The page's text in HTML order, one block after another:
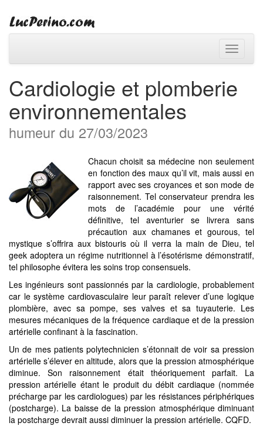
Toggle
Cardiologie et plomberie
environnementales
humeur du 27/03/2023
Chacun choisit sa médecine non seulement
en fonction des maux qu’il vit, mais aussi en
rapport avec ses croyances et son mode de
raisonnement. Tel conservateur prendra les
mots de l’académie pour une vérité
définitive, tel aventurier se livrera sans
précaution aux chamanes et gourous, tel
mystique s’offrira aux bistouris où il verra la main de Dieu, tel
geek adoptera un régime nutritionnel à l’ésotérisme démonstratif,
tel philosophe évitera les soins trop consensuels.
Les ingénieurs sont passionnés par la cardiologie, probablement
car le système cardiovasculaire leur paraît relever d’une logique
plombière, avec sa pompe, ses valves et sa tuyauterie. Les
mesures mécaniques de la fréquence cardiaque et de la pression
artérielle confinant à la fascination.
Un de mes patients polytechnicien s’étonnait de voir sa pression
artérielle s’élever en altitude, alors que la pression atmosphérique
diminue. Son raisonnement était théoriquement parfait. La
pression artérielle étant le produit du débit cardiaque (nommée
précharge par les cardiologues) par les résistances périphériques
(postcharge). La baisse de la pression atmosphérique diminuant
la postcharge devrait aussi diminuer la pression artérielle. CQFD.